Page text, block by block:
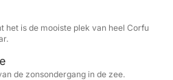
het is de mooiste plek van heel Corfu
de zonsondergang in de zee.